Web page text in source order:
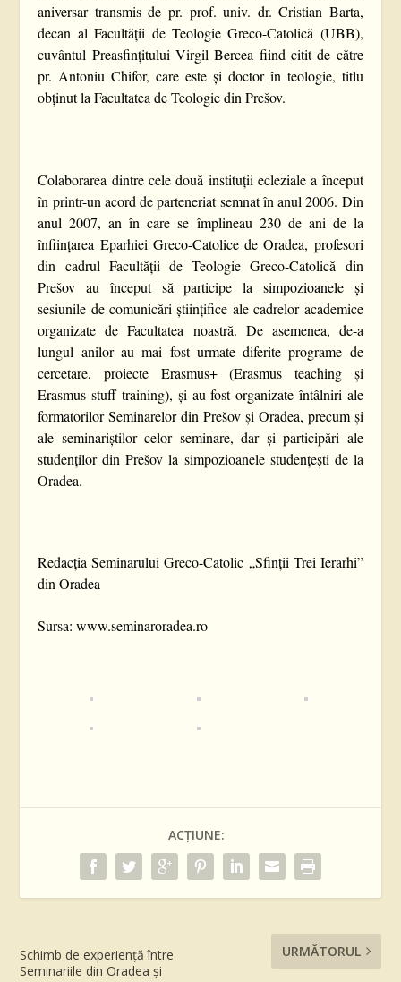
aniversar transmis de pr. prof. univ. dr. Cristian Barta,
decan al Facultății de Teologie Greco-Catolică (UBB),
cuvântul Preasfințitului Virgil Bercea fiind citit de către
pr. Antoniu Chifor, care este și doctor în teologie, titlu
obținut la Facultatea de Teologie din Prešov.
Colaborarea dintre cele două instituții ecleziale a început
în printr-un acord de parteneriat semnat în anul 2006. Din
anul 2007, an în care se împlineau 230 de ani de la
înființarea Eparhiei Greco-Catolice de Oradea, profesori
din cadrul Facultății de Teologie Greco-Catolică din
Prešov au început să participe la simpozioanele și
sesiunile de comunicări științifice ale cadrelor academice
organizate de Facultatea noastră. De asemenea, de-a
lungul anilor au mai fost urmate diferite programe de
cercetare, proiecte Erasmus+ (Erasmus teaching și
Erasmus stuff training), și au fost organizate întâlniri ale
formatorilor Seminarelor din Prešov și Oradea, precum și
ale seminariștilor celor seminare, dar și participări ale
studenților din Prešov la simpozioanele studențești de la
Oradea.
Redacția Seminarului Greco-Catolic „Sfinții Trei Ierarhi”
din Oradea
Sursa: www.seminaroradea.ro
ACȚIUNE:
Schimb de experiență între
Seminariile din Oradea și
URMĂTORUL